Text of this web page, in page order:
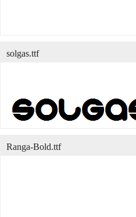
solgas.ttf
Ranga-Bold.ttf